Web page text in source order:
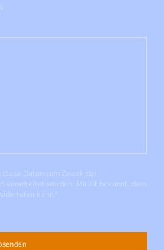
Daten zum Zweck der
verarbeitet werden. Mir ist bekannt, dass
kann. *